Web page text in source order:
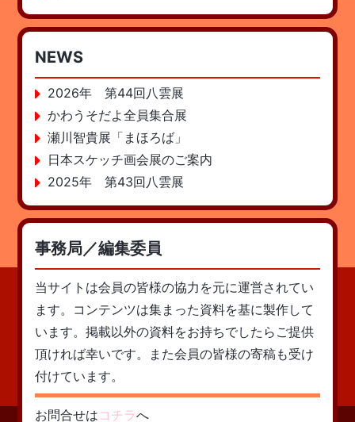
NEWS
2026年 第44回八雲展
かわうそだよ全員集合展
瀬川智貴展「まほろば」
日本スケッチ画会展のご案内
2025年 第43回八雲展
事務局／編集委員
当サイトは会員の皆様の協力を元に運営されてい
ます。コンテンツは集まった資料を基に製作して
います。掲載以外の資料をお持ちでしたらご提供
頂ければ幸いです。また会員の皆様の寄稿も受け
付けています。
お問合せはコチラへ